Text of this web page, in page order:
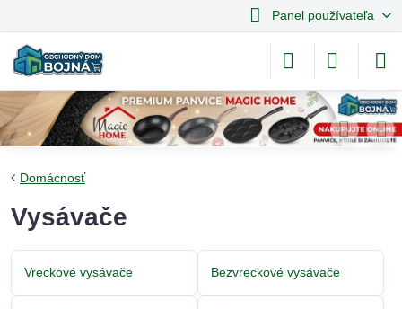
Panel používateľa
Domácnosť
Vysávače
Vreckové vysávače Bezvreckové vysávače